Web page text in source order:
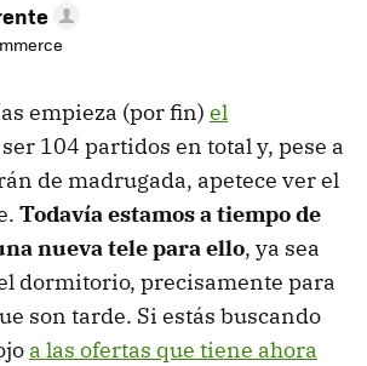
empieza (por fin) el
ser 104 partidos en total y, pese a
de madrugada, apetece ver el
Todavía estamos a tiempo de
nueva tele para ello, ya sea
dormitorio, precisamente para
son tarde. Si estás buscando
a las ofertas que tiene ahora